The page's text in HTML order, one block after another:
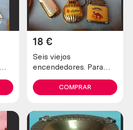
Seis viejos
encendedores. Para
De antigua colección
18 €
COMPRAR